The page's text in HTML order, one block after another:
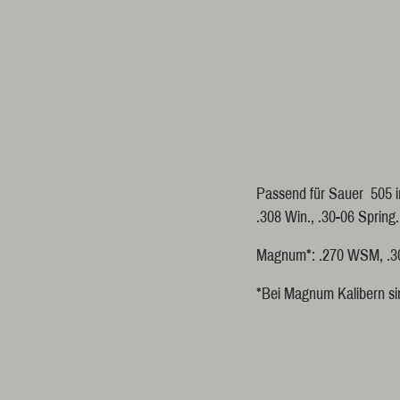
Passend für Sauer 505
.308 Win., .30-06
Magnum*: .270 WSM,
*Bei Magnum Kalibern